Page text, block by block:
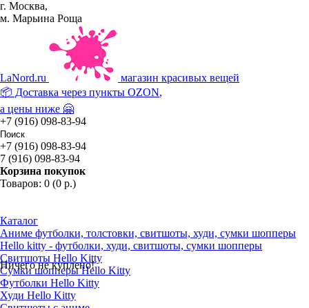
г. Москва,
м. Марьина Роща
LaNord.ru
магазин красивых вещей
📦 Доставка через пункты OZON,
а цены ниже 🤗
+7 (916) 098-83-94
+7 (916) 098-83-94
7 (916) 098-83-94
Корзина покупок
Товаров: 0 (0 р.)
Ничего не куплено!
Каталог
Аниме футболки, толстовки, свитшоты, худи, сумки шопперы
Hello kitty - футболки, худи, свитшоты, сумки шопперы
Свитшоты Hello Kitty
Сумки шопперы Hello Kitty
Футболки Hello Kitty
Худи Hello Kitty